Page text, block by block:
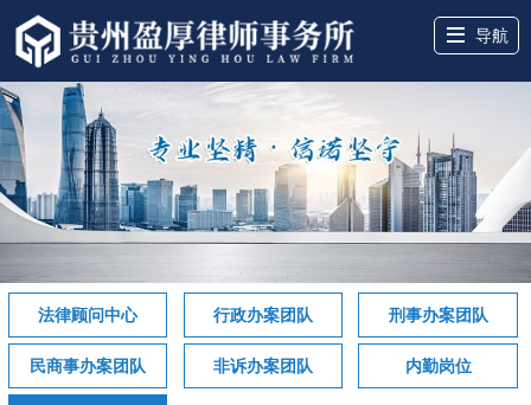
导航
法律顾问中心 行政办案团队 刑事办案团队
民商事办案团队 非诉办案团队 内勤岗位